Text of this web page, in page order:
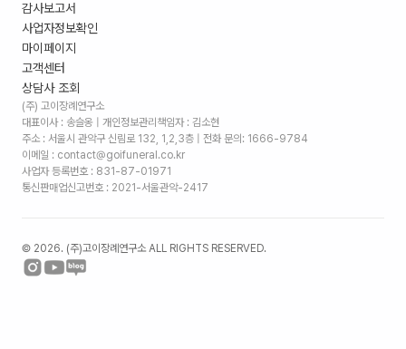
감사보고서
사업자정보확인
마이페이지
고객센터
상담사 조회
(주) 고이장례연구소
대표이사 : 송슬옹 | 개인정보관리책임자 : 김소현
주소 : 서울시 관악구 신림로 132, 1,2,3층 | 전화 문의: 1666-9784
이메일 : contact@goifuneral.co.kr
사업자 등록번호 : 831-87-01971
통신판매업신고번호 : 2021-서울관악-2417
© 2026. (주)고이장례연구소 ALL RIGHTS RESERVED.